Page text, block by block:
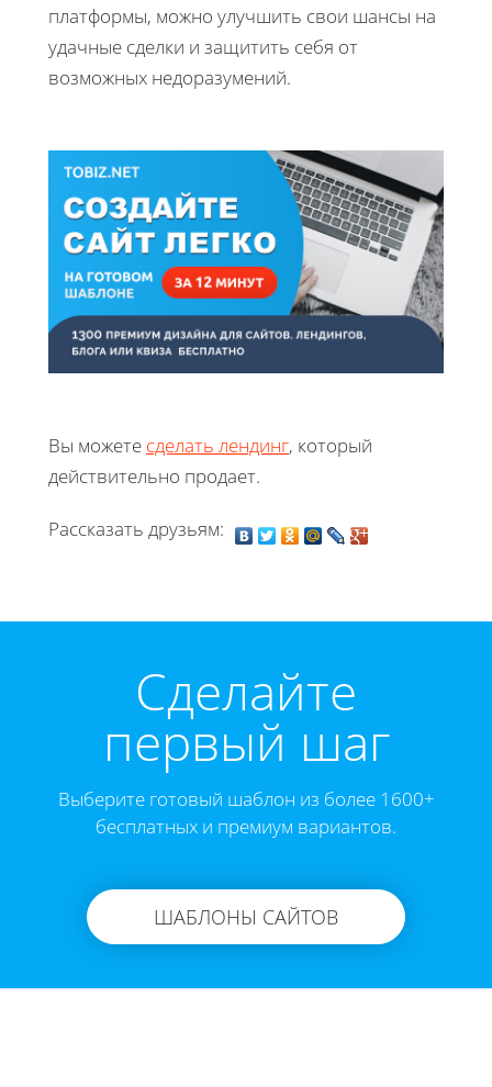
платформы, можно улучшить свои шансы на
удачные сделки и защитить себя от
возможных недоразумений.
Вы можете сделать лендинг, который
действительно продает.
Рассказать друзьям:
Cделайте
первый шаг
Выберите готовый шаблон из более 1600+
бесплатных и премиум вариантов.
ШАБЛОНЫ САЙТОВ